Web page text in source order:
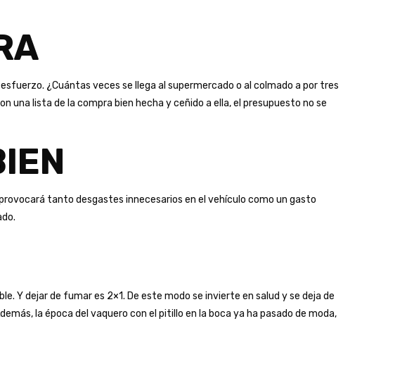
¿Cuántas veces se llega al supermercado o al colmado a por tres
una lista de la compra bien hecha y ceñido a ella, el presupuesto no se
tanto desgastes innecesarios en el vehículo como un gasto
Y dejar de fumar es 2×1. De este modo se invierte en salud y se deja de
la época del vaquero con el pitillo en la boca ya ha pasado de moda,